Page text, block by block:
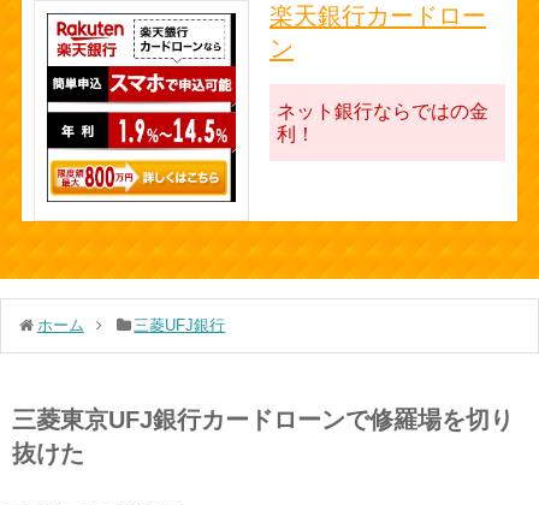
楽天銀行カードロー
ン
ネット銀行ならではの金
利！
ホーム 三菱UFJ銀行
三菱東京UFJ銀行カードローンで修羅場を切り
抜けた